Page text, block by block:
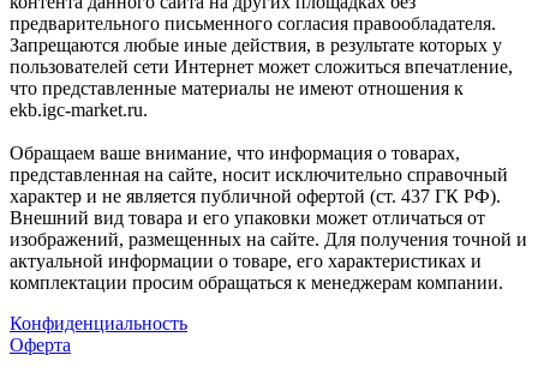
предварительного письменного согласия правообладателя.
Запрещаются любые иные действия, в результате которых у
пользователей сети Интернет может сложиться впечатление,
что представленные материалы не имеют отношения к
ekb.igc-market.ru.
Обращаем ваше внимание, что информация о товарах,
представленная на сайте, носит исключительно справочный
характер и не является публичной офертой (ст. 437 ГК РФ).
Внешний вид товара и его упаковки может отличаться от
изображений, размещенных на сайте. Для получения точной и
актуальной информации о товаре, его характеристиках и
комплектации просим обращаться к менеджерам компании.
Конфиденциальность
Оферта